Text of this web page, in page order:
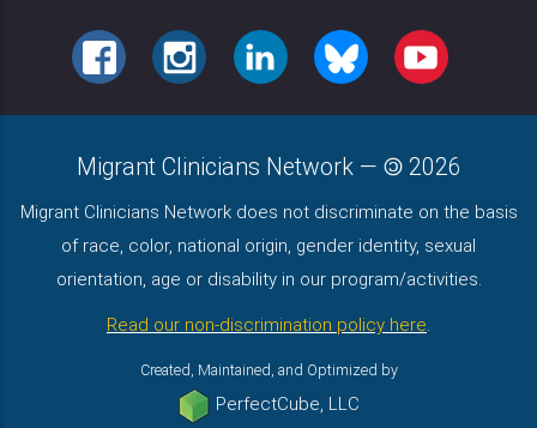
FACEBOOKINSTAGRAMLINKEDIN BLUESKY YOUTUBE
Migrant Clinicians Network — 2026
Migrant Clinicians Network does not discriminate on the basis
of race, color, national origin, gender identity, sexual
orientation, age or disability in our program/activities.
Read our non-discrimination policy here.
Created, Maintained, and Optimized by
PerfectCube, LLC